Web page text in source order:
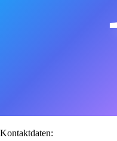
Kontaktdaten: